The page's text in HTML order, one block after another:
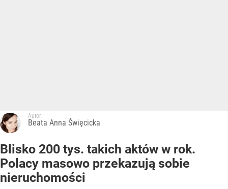
Autor:
Beata Anna Święcicka
Blisko 200 tys. takich aktów w rok.
Polacy masowo przekazują sobie
nieruchomości